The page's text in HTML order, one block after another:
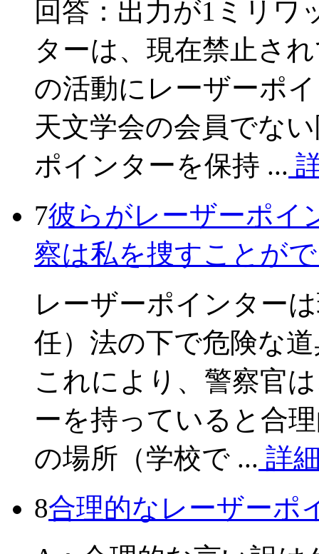
回答：出力が1ミリワ
ターは、現在禁止さ
の活動にレーザーポ
天文学会の会員でな
ポインターを保持 ...
7彼らがレーザーポイ
察は私を捜すことが
レーザーポインター
任）法の下で危険な
これにより、警察官
ーを持っていると合
の場所（学校で ... 詳
8合理的なレーザーポ